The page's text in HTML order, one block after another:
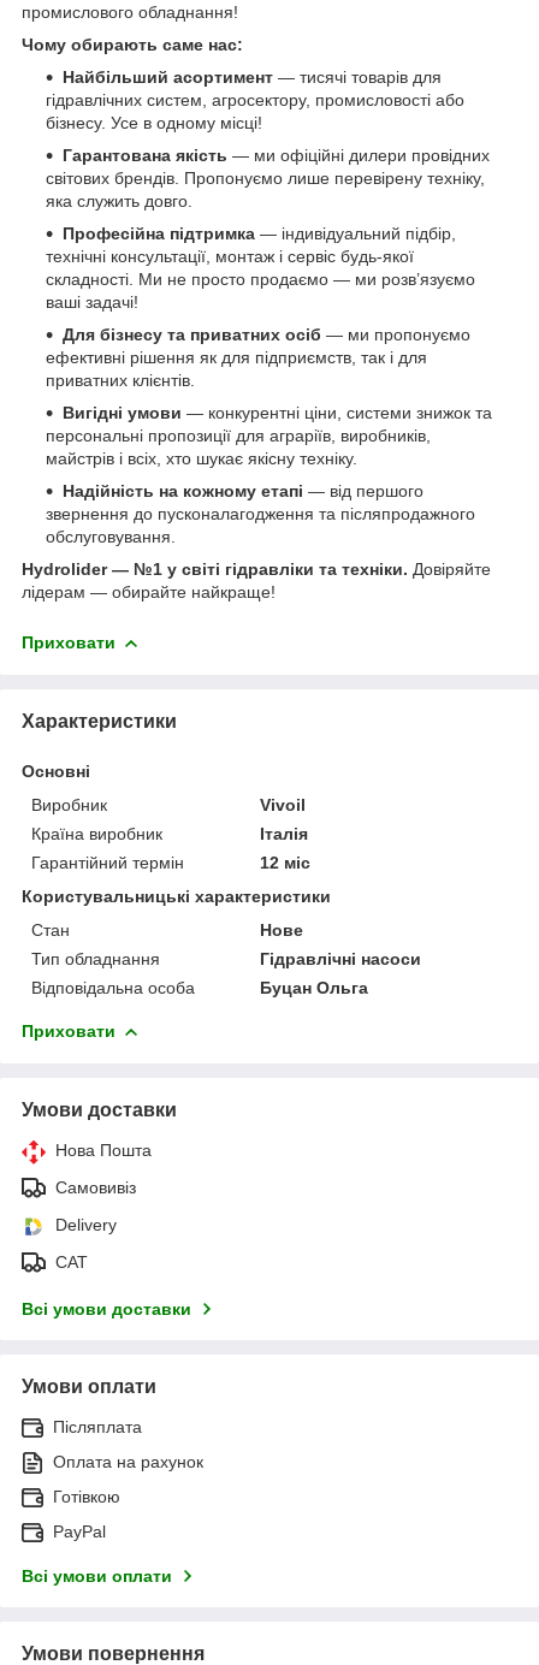
промислового обладнання!
Чому обирають саме нас:
Найбільший асортимент — тисячі товарів для
гідравлічних систем, агросектору, промисловості або
бізнесу. Усе в одному місці!
Гарантована якість — ми офіційні дилери провідних
світових брендів. Пропонуємо лише перевірену техніку,
яка служить довго.
Професійна підтримка — індивідуальний підбір,
технічні консультації, монтаж і сервіс будь-якої
складності. Ми не просто продаємо — ми розв’язуємо
ваші задачі!
Для бізнесу та приватних осіб — ми пропонуємо
ефективні рішення як для підприємств, так і для
приватних клієнтів.
Вигідні умови — конкурентні ціни, системи знижок та
персональні пропозиції для аграріїв, виробників,
майстрів і всіх, хто шукає якісну техніку.
Надійність на кожному етапі — від першого
звернення до пусконалагодження та післяпродажного
обслуговування.
Hydrolider — №1 у світі гідравліки та техніки. Довіряйте
лідерам — обирайте найкраще!
Приховати
Характеристики
Основні
Виробник
Vivoil
Країна виробник
Італія
Гарантійний термін
12 міс
Користувальницькі характеристики
Стан
Нове
Тип обладнання
Гідравлічні насоси
Відповідальна особа
Буцан Ольга
Приховати
Умови доставки
Нова Пошта
Самовивіз
Delivery
САТ
Всі умови доставки
Умови оплати
Післяплата
Оплата на рахунок
Готівкою
PayPal
Всі умови оплати
Умови повернення